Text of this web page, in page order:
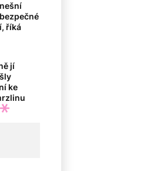
říká
jí
ke